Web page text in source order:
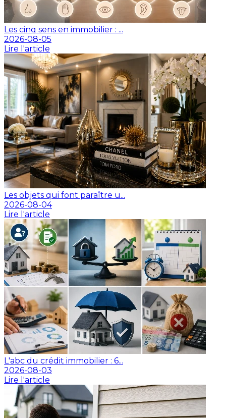
Les cinq sens en immobilier : ...
2026-08-05
Lire l'article
Les objets qui font paraître u...
2026-08-04
Lire l'article
L'abc du crédit immobilier : 6...
2026-08-03
Lire l'article